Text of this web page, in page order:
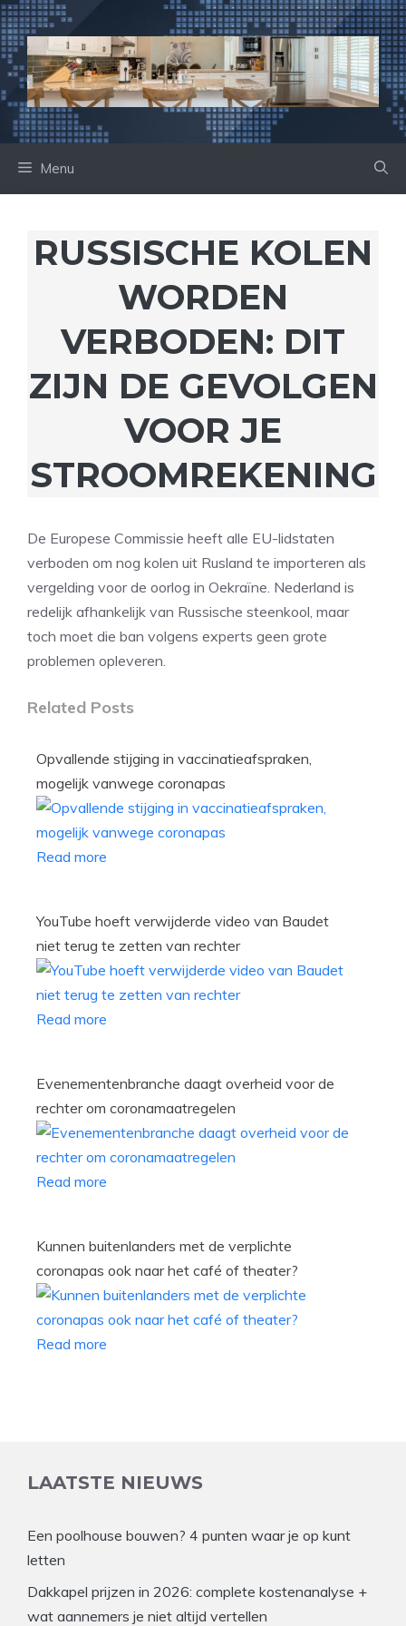
Ga
naar
de
inhoud
Menu
RUSSISCHE KOLEN
WORDEN
VERBODEN: DIT
ZIJN DE GEVOLGEN
VOOR JE
STROOMREKENING
De Europese Commissie heeft alle EU-lidstaten
verboden om nog kolen uit Rusland te importeren als
vergelding voor de oorlog in Oekraïne. Nederland is
redelijk afhankelijk van Russische steenkool, maar
toch moet die ban volgens experts geen grote
problemen opleveren.
Related Posts
Opvallende stijging in vaccinatieafspraken,
mogelijk vanwege coronapas
Read more
YouTube hoeft verwijderde video van Baudet
niet terug te zetten van rechter
Read more
Evenementenbranche daagt overheid voor de
rechter om coronamaatregelen
Read more
Kunnen buitenlanders met de verplichte
coronapas ook naar het café of theater?
Read more
LAATSTE NIEUWS
Een poolhouse bouwen? 4 punten waar je op kunt
letten
Dakkapel prijzen in 2026: complete kostenanalyse +
wat aannemers je niet altijd vertellen